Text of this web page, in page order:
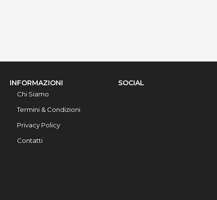
INFORMAZIONI
Chi Siamo
Termini & Condizioni
Privacy Policy
Contatti
SOCIAL